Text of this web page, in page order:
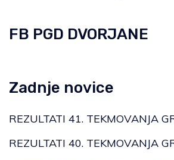
FB PGD DVORJANE
Zadnje novice
REZULTATI 41. TEKMOVANJA
REZULTATI 40. TEKMOVANJA